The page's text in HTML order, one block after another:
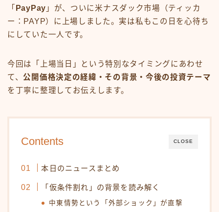
「 PayPay 」が、ついに米ナスダック市場（ティッカ
ー：PAYP）に上場しました。実は私もこの日を心待ち
にしていた一人です。
今回は「上場当日」という特別なタイミングにあわせ
て、 公開価格決定の経緯・その背景・今後の投資テーマ
を丁寧に整理してお伝えします。
CLOSE
Contents
本日のニュースまとめ
「仮条件割れ」の背景を読み解く
中東情勢という「外部ショック」が直撃